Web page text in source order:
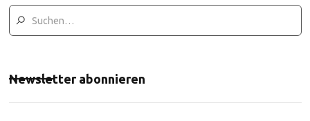
Newsletter abonnieren